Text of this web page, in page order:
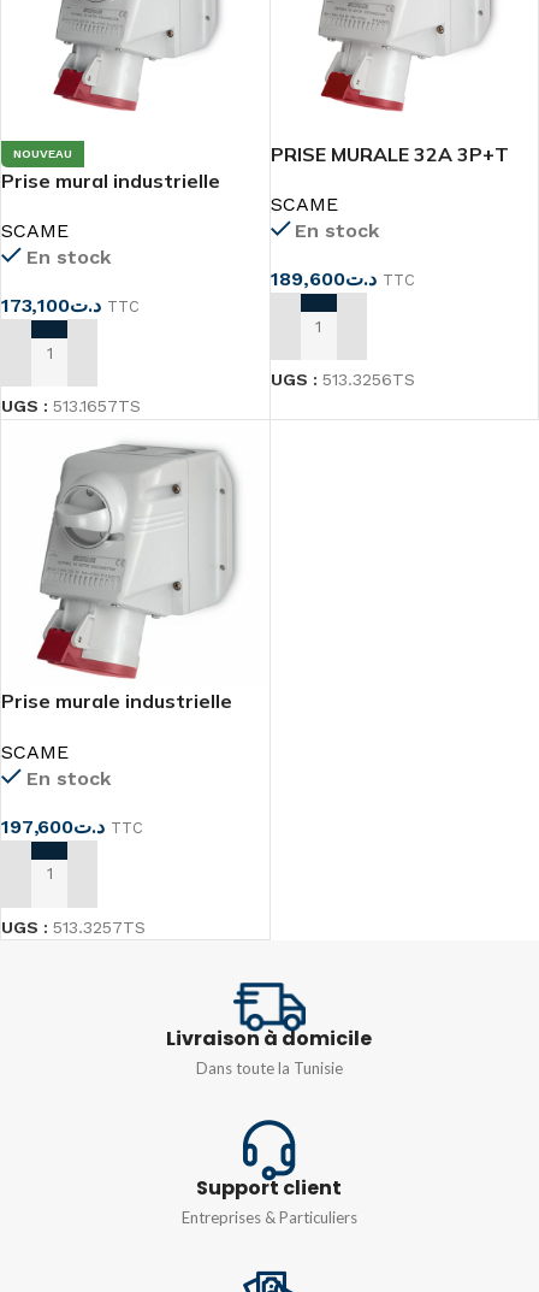
NOUVEAU
Prise mural industrielle
SCAME
En stock
د.ت173,100 TTC
AJOUTER AU PANIER
UGS : 513.1657TS
PRISE MURALE 32A 3P+T
SCAME
En stock
د.ت189,600 TTC
AJOUTER AU PANIER
UGS : 513.3256TS
Prise murale industrielle
interrupteur
SCAME
En stock
د.ت197,600 TTC
AJOUTER AU PANIER
UGS : 513.3257TS
Livraison à domicile
Dans toute la Tunisie
Support client
Entreprises & Particuliers